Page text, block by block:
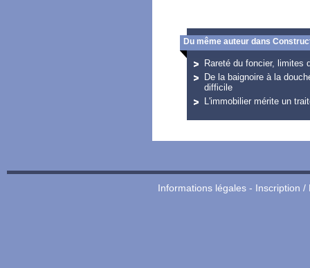
Du même auteur dans
Rareté du foncier, limites
De la baignoire à la
difficile
L'immobilier mérite un
Informations légales- Inscription